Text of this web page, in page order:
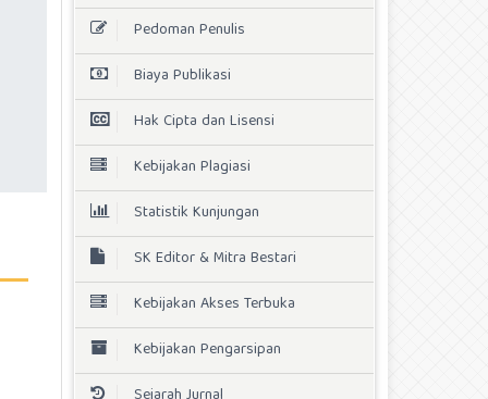
Pedoman Penulis
Biaya Publikasi
Hak Cipta dan Lisensi
Kebijakan Plagiasi
Statistik Kunjungan
SK Editor & Mitra Bestari
Kebijakan Akses Terbuka
Kebijakan Pengarsipan